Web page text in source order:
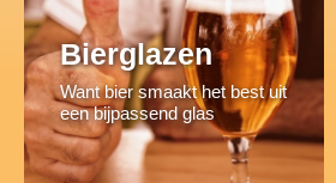
Bierglazen
Want bier smaakt het best uit
een bijpassend glas